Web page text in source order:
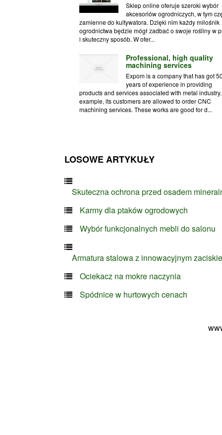
Sklep online oferuje szeroki wybór
akcesoriów ogrodniczych, w tym
zamienne do kultywatora. Dzięki nim każdy miłośnik
ogrodnictwa będzie mógł zadbać o swoje rośliny w
i skuteczny sposób. W ofer...
Professional, high quality
machining services
Expom is a company that has got
years of experience in providing
products and services associated with metal
example, its customers are allowed to order CNC
machining services. These works are good for d...
LOSOWE ARTYKUŁY
Skuteczna ochrona przed osadem
Karmy dla ptaków ogrodowych
Wybór funkcjonalnych mebli do salonu
Armatura stalowa z innowacyjnym
Ociekacz na mokre naczynia
Spódnice w hurtowych cenach